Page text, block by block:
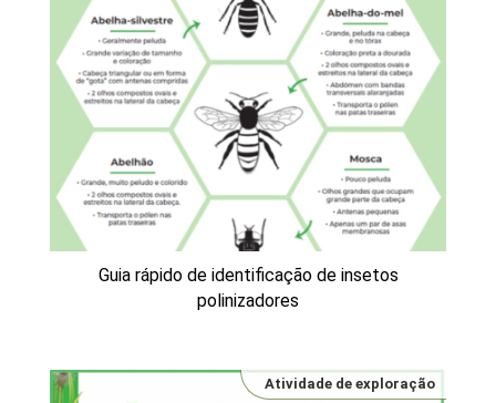
Guia rápido de identificação de insetos
polinizadores
Atividade de exploração